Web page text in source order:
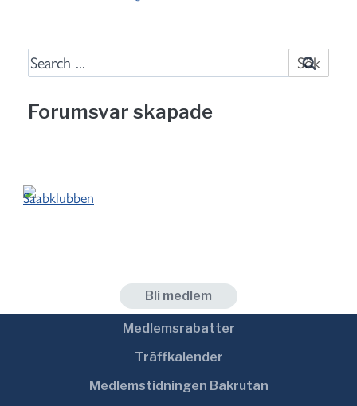
S
e
a
r
f
o
Forumsvar skapade
Bli medlem
Medlemsrabatter
Träffkalender
Medlemstidningen Bakrutan